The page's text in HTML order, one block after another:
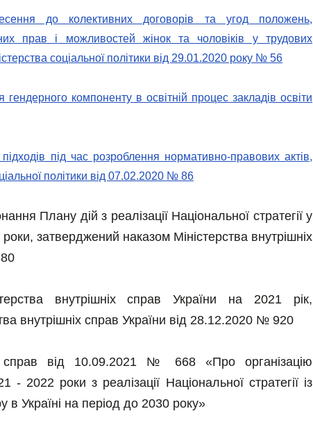
до колективних договорів та угод положень,
прав і можливостей жінок та чоловіків у трудових
соціальної політики від 29.01.2020 року № 56
гендерного компоненту в освітній процес закладів освіти
підходів під час розроблення нормативно-правових актів,
політики від 07.02.2020 № 86
Плану дій з реалізації Національної стратегії у
затверджений наказом Міністерства внутрішніх
внутрішніх справ України на 2021 рік,
внутрішніх справ України від 28.12.2020 № 920
справ від 10.09.2021 № 668 «Про організацію
2022 роки з реалізації Національної стратегії із
в Україні на період до 2030 року»